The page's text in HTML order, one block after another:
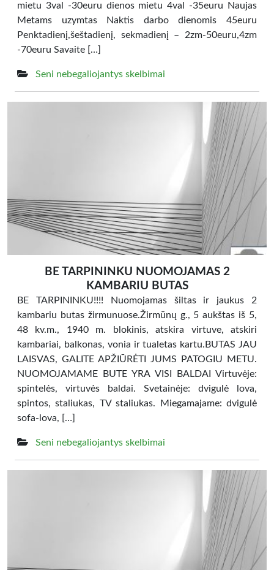
mietu 3val -30euru dienos mietu 4val -35euru Naujas
Metams uzymtas Naktis darbo dienomis 45euru
Penktadienį,šeštadienį, sekmadienį – 2zm-50euru,4zm
-70euru Savaite […]
Seni nebegaliojantys skelbimai
BE TARPININKU NUOMOJAMAS 2
KAMBARIU BUTAS
BE TARPININKU!!!! Nuomojamas šiltas ir jaukus 2
kambariu butas žirmunuose.Žirmūnų g., 5 aukštas iš 5,
48 kv.m., 1940 m. blokinis, atskira virtuve, atskiri
kambariai, balkonas, vonia ir tualetas kartu.BUTAS JAU
LAISVAS, GALITE APŽIŪRĖTI JUMS PATOGIU METU.
NUOMOJAMAME BUTE YRA VISI BALDAI Virtuvėje:
spintelės, virtuvės baldai. Svetainėje: dvigulė lova,
spintos, staliukas, TV staliukas. Miegamajame: dvigulė
sofa-lova, […]
Seni nebegaliojantys skelbimai